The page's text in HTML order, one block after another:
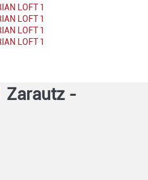
Zarautz -